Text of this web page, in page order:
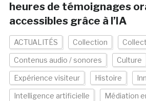
heures de témoignages
accessibles grâce à l’IA
ACTUALITÉS Collection
Contenus audio / sonores Culture
Expérience visiteur Histoire
Intelligence artificielle Médiation